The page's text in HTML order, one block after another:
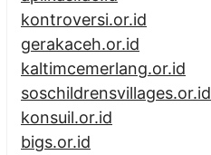
kontroversi.or.id
gerakaceh.or.id
kaltimcemerlang.or.id
soschildrensvillages.or.id
konsuil.or.id
bigs.or.id